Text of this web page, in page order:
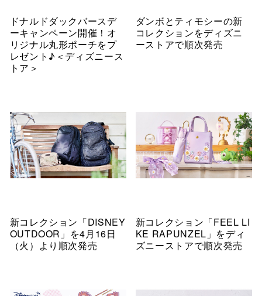
ドナルドダックバースデ
ーキャンペーン開催！オ
リジナル丸形ポーチをプ
レゼント♪＜ディズニース
トア＞
ダンボとティモシーの新
コレクションをディズニ
ーストアで順次発売
新コレクション「DISNEY
OUTDOOR」を4月16日
（火）より順次発売
新コレクション「FEEL LI
KE RAPUNZEL」をディ
ズニーストアで順次発売